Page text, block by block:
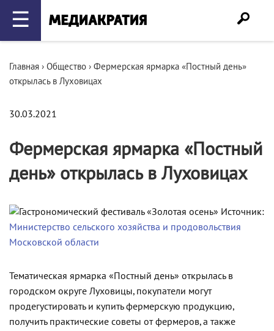
☰
Главная › Общество › Фермерская ярмарка «Постный день»
открылась в Луховицах
30.03.2021
Фермерская ярмарка «Постный
день» открылась в Луховицах
Источник:
Министерство сельского хозяйства и продовольствия
Московской области
Тематическая ярмарка «Постный день» открылась в
городском округе Луховицы, покупатели могут
продегустировать и купить фермерскую продукцию,
получить практические советы от фермеров, а также